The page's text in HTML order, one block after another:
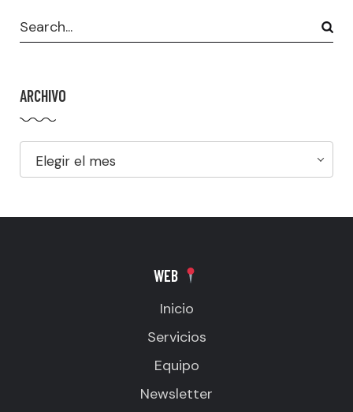
ARCHIVO
Elegir el mes
WEB
Inicio
Servicios
Equipo
Newsletter